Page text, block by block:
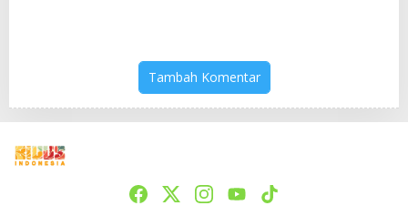
Tambah Komentar